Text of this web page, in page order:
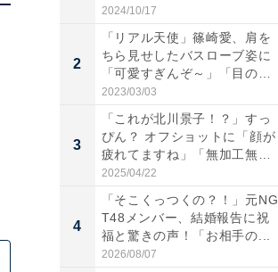
S...
2024/10/17
2
「リアル天使」篠崎愛、肩を
ちら見せしたバスローブ姿に
「可愛すぎんぞ～」「目の表
情...
2023/03/03
3
「これが北川景子！？」すっ
ぴん？ オフショットに「顔が
疲れてますね」「無加工無
表...
2025/04/22
4
「そこくっつくの？！」元NG
T48メンバー、結婚報告に祝
福と驚きの声！「お相手の...
2026/08/07